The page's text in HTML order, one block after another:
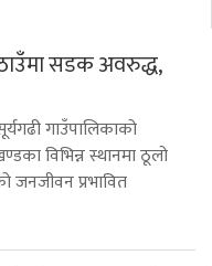
ठाउँमा सडक अवरुद्ध,
गाउँपालिकाको
विभिन्न स्थानमा ठूलो
जनजीवन प्रभावित